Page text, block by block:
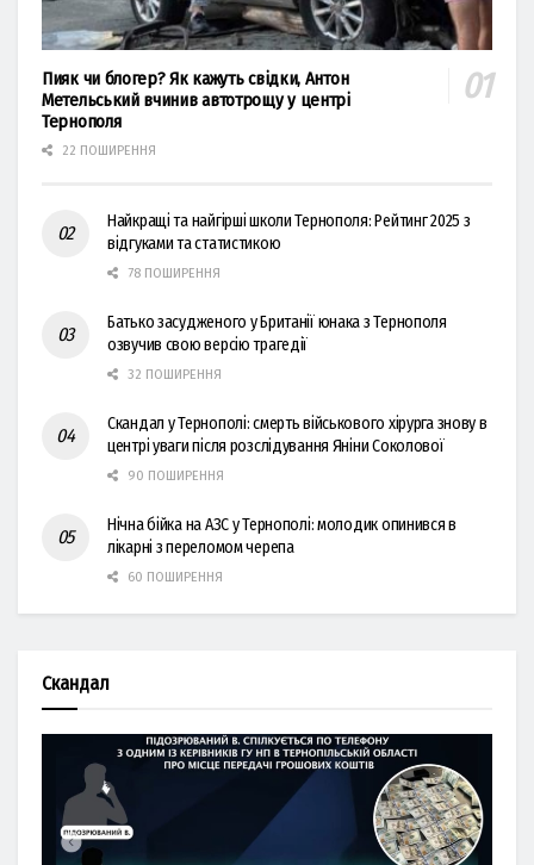
Пияк чи блогер? Як кажуть свідки, Антон
Метельський вчинив автотрощу у центрі
Тернополя
22 ПОШИРЕННЯ
Найкращі та найгірші школи Тернополя: Рейтинг 2025 з
відгуками та статистикою
78 ПОШИРЕННЯ
Батько засудженого у Британії юнака з Тернополя
озвучив свою версію трагедії
32 ПОШИРЕННЯ
Скандал у Тернополі: смерть військового хірурга знову в
центрі уваги після розслідування Яніни Соколової
90 ПОШИРЕННЯ
Нічна бійка на АЗС у Тернополі: молодик опинився в
лікарні з переломом черепа
60 ПОШИРЕННЯ
Скандал